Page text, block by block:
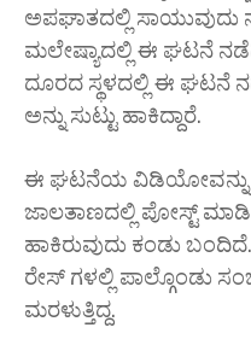
ಅಪಘಾತದಲ್ಲಿ ಸಾಯುವುದು
ಮಲೇಷ್ಯಾದಲ್ಲಿ ಈ ಘಟನೆ
ದೂರದ ಸ್ಥಳದಲ್ಲಿ ಈ ಘಟನೆ
ಅನ್ನು ಸುಟ್ಟು ಹಾಕಿದ್ದಾರೆ.
ಈ ಘಟನೆಯ ವಿಡಿಯೋವನ್ನು
ಜಾಲತಾಣದಲ್ಲಿ ಪೋಸ್ಟ್
ಹಾಕಿರುವುದು ಕಂಡು
ರೇಸ್ ಗಳಲ್ಲಿ ಪಾಲ್ಗೊಂಡು
ಮರಳುತ್ತಿದ್ದ.